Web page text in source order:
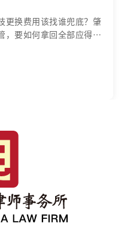
更换费用该找谁兜底？肇
，要如何拿回全部应得赔